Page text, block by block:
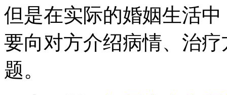
但是在实际的婚姻生活
要向对方介绍病情、治
题。